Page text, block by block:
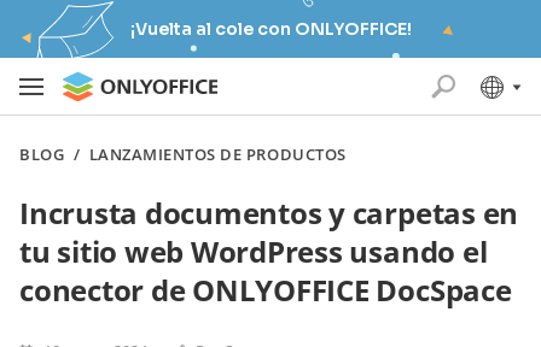
¡Vuelta al cole con ONLYOFFICE!
BLOG / LANZAMIENTOS DE PRODUCTOS
Incrusta documentos y carpetas en
tu sitio web WordPress usando el
conector de ONLYOFFICE DocSpace